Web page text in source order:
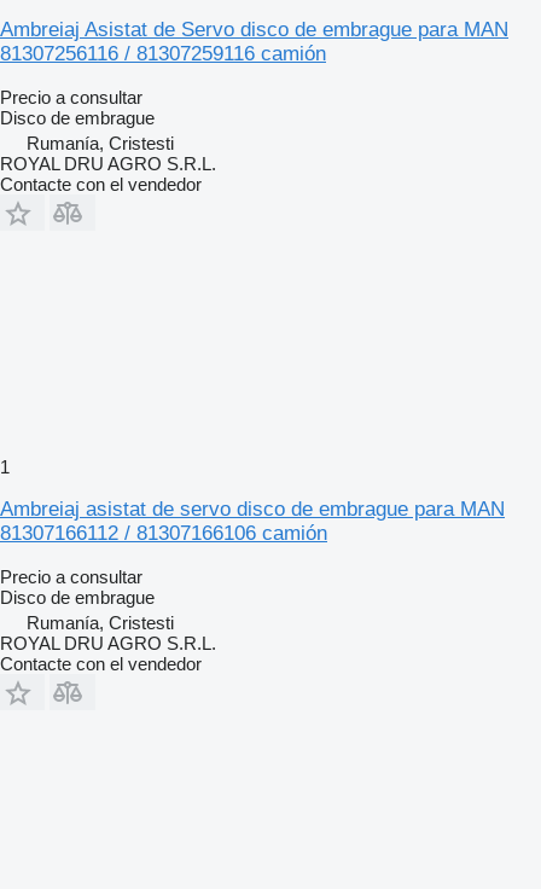
Ambreiaj Asistat de Servo disco de embrague para MAN
81307256116 / 81307259116 camión
Precio a consultar
Disco de embrague
Rumanía, Cristesti
ROYAL DRU AGRO S.R.L.
Contacte con el vendedor
1
Ambreiaj asistat de servo disco de embrague para MAN
81307166112 / 81307166106 camión
Precio a consultar
Disco de embrague
Rumanía, Cristesti
ROYAL DRU AGRO S.R.L.
Contacte con el vendedor